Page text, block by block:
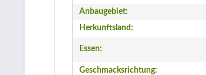
Anbaugebiet:
Herkunftsland:
Essen:
Geschmacksrichtung: